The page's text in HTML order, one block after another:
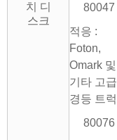
치 디
스크
80047
적응 :
Foton,
Omark 및
기타 고급
경등 트럭
80076